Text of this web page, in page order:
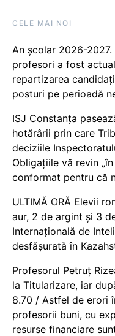
CELE MAI NOI
An școlar 2026-
profesori a fost
repartizarea
posturi pe perioadă
ISJ Constanța
hotărârii prin care
deciziile
Obligațiile vă revin
conformat pentru că
ULTIMĂ ORĂ Elevii
aur, 2 de argint și 3
Internațională de
desfășurată în
Profesorul Petruț
la Titularizare, iar
8.70 / Astfel de erori
profesorii buni, cu
resurse financiare